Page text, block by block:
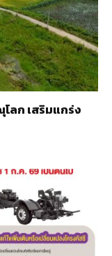
ลก เสริมแกร่ง